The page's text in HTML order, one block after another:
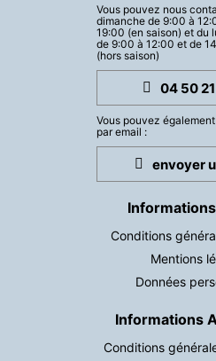
Vous pouvez nous
dimanche de 9:00 à
19:00 (en saison) et du
de 9:00 à 12:00 et de
(hors saison)
04 50
Vous pouvez
par email :
envoyer
Conditions
Mentions
Données
Informations
Conditions